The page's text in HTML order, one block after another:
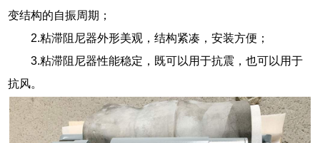
变结构的自振周期；
2.粘滞阻尼器外形美观，结构紧凑，安装方便；
3.粘滞阻尼器性能稳定，既可以用于抗震，也可以用于
抗风。